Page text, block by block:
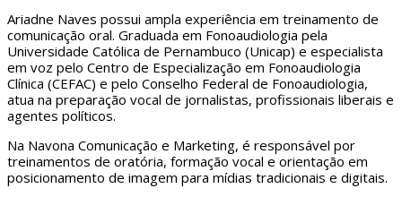
Ariadne Naves possui ampla experiência em treinamento de
comunicação oral. Graduada em Fonoaudiologia pela
Universidade Católica de Pernambuco (Unicap) e especialista
em voz pelo Centro de Especialização em Fonoaudiologia
Clínica (CEFAC) e pelo Conselho Federal de Fonoaudiologia,
atua na preparação vocal de jornalistas, profissionais liberais e
agentes políticos.
Na Navona Comunicação e Marketing, é responsável por
treinamentos de oratória, formação vocal e orientação em
posicionamento de imagem para mídias tradicionais e digitais.